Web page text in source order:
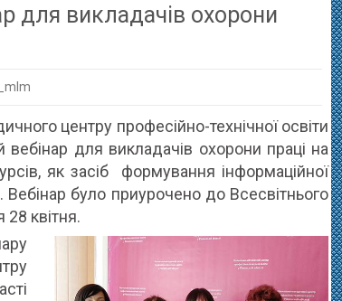
для викладачів охорони
центру професійно-технічної освіти
вебінар для викладачів охорони праці на
як засіб формування інформаційної
Вебінар було приурочено до Всесвітнього
квітня.